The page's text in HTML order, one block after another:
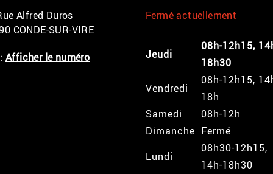
Alfred Duros
CONDE-SUR-VIRE
Afficher le numéro
Fermé actuellement
Jeudi
08h-12h15,
18h30
Vendredi
08h-12h15,
18h
Samedi
08h-12h
Dimanche Fermé
Lundi
08h30-12h15,
14h-18h30